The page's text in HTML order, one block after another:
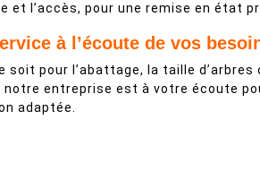
et l’accès, pour une remise en état
à l’écoute de vos
soit pour l’abattage, la taille d’arbres
notre entreprise est à votre écoute
adaptée.